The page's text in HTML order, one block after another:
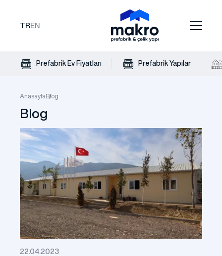
TR EN
Prefabrik Ev Fiyatları Prefabrik Yapılar
AnasayfaBlog
Blog
22.04.2023